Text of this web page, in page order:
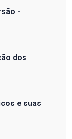
-
dos
e suas